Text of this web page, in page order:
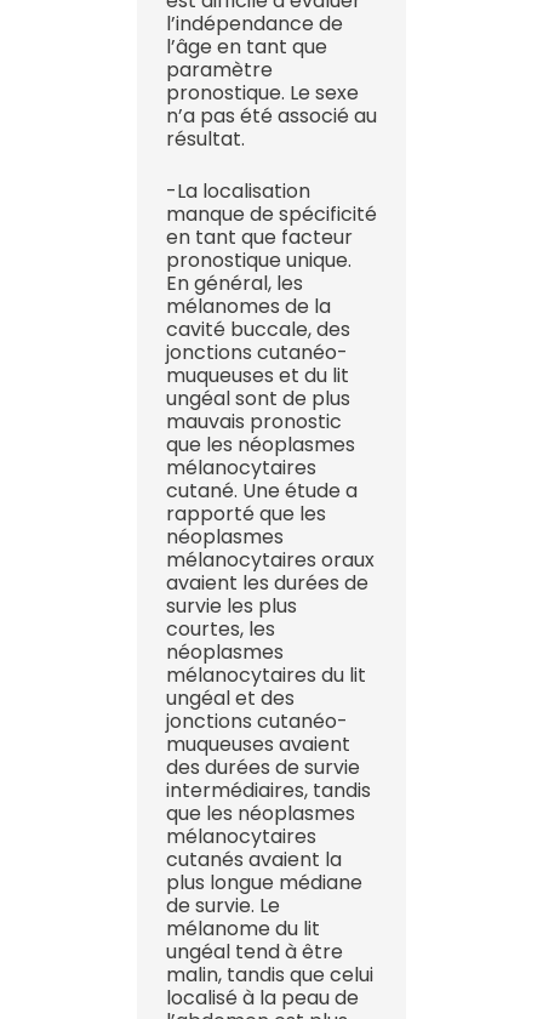
l’indépendance de
l’âge en tant que
paramètre
pronostique. Le sexe
n’a pas été associé au
résultat.
-La localisation
manque de spécificité
en tant que facteur
pronostique unique.
En général, les
mélanomes de la
cavité buccale, des
jonctions cutanéo-
muqueuses et du lit
ungéal sont de plus
mauvais pronostic
que les néoplasmes
mélanocytaires
cutané. Une étude a
rapporté que les
néoplasmes
mélanocytaires oraux
avaient les durées de
survie les plus
courtes, les
néoplasmes
mélanocytaires du lit
ungéal et des
jonctions cutanéo-
muqueuses avaient
des durées de survie
intermédiaires, tandis
que les néoplasmes
mélanocytaires
cutanés avaient la
plus longue médiane
de survie. Le
mélanome du lit
ungéal tend à être
malin, tandis que celui
localisé à la peau de